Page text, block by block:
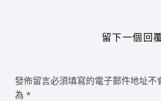
留下一個回
發佈留言必須填寫的電子郵件地址不
為 *